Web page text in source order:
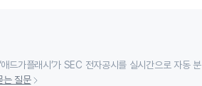
드가플래시’가 SEC 전자공시를 실시간으로 자동
는 질문